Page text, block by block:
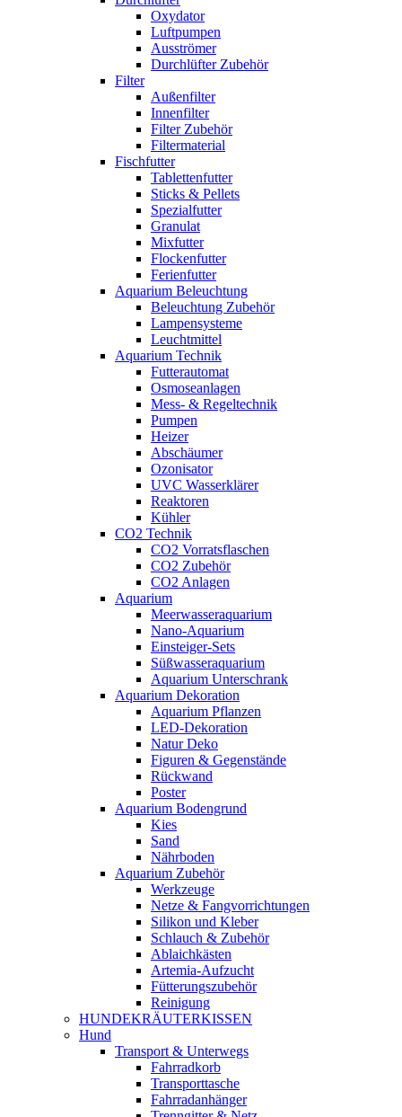
Oxydator
Luftpumpen
Ausströmer
Durchlüfter Zubehör
Filter
Außenfilter
Innenfilter
Filter Zubehör
Filtermaterial
Fischfutter
Tablettenfutter
Sticks & Pellets
Spezialfutter
Granulat
Mixfutter
Flockenfutter
Ferienfutter
Aquarium Beleuchtung
Beleuchtung Zubehör
Lampensysteme
Leuchtmittel
Aquarium Technik
Futterautomat
Osmoseanlagen
Mess- & Regeltechnik
Pumpen
Heizer
Abschäumer
Ozonisator
UVC Wasserklärer
Reaktoren
Kühler
CO2 Technik
CO2 Vorratsflaschen
CO2 Zubehör
CO2 Anlagen
Aquarium
Meerwasseraquarium
Nano-Aquarium
Einsteiger-Sets
Süßwasseraquarium
Aquarium Unterschrank
Aquarium Dekoration
Aquarium Pflanzen
LED-Dekoration
Natur Deko
Figuren & Gegenstände
Rückwand
Poster
Aquarium Bodengrund
Kies
Sand
Nährboden
Aquarium Zubehör
Werkzeuge
Netze & Fangvorrichtungen
Silikon und Kleber
Schlauch & Zubehör
Ablaichkästen
Artemia-Aufzucht
Fütterungszubehör
Reinigung
HUNDEKRÄUTERKISSEN
Hund
Transport & Unterwegs
Fahrradkorb
Transporttasche
Fahrradanhänger